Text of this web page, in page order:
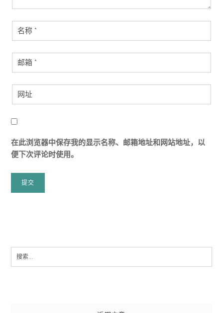
在此浏览器中保存我的显示名称、邮箱地址和网站地址，以
便下次评论时使用。
Search